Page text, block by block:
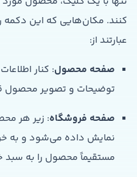
کنند. مکان‌هایی که این دکمه
عبارتند از:
صفحه محصول: کنار
توضیحات و تصویر محصول
صفحه فروشگاه: زیر هر
نمایش داده می‌شود و به
مستقیماً محصول را به سبد